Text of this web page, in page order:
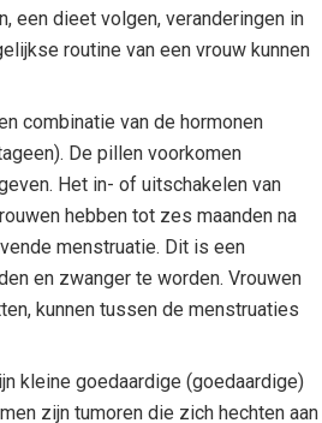
een dieet volgen, veranderingen in
routine van een vrouw kunnen
combinatie van de hormonen
De pillen voorkomen
Het in- of uitschakelen van
hebben tot zes maanden na
menstruatie. Dit is een
en zwanger te worden. Vrouwen
kunnen tussen de menstruaties
kleine goedaardige (goedaardige)
zijn tumoren die zich hechten aan